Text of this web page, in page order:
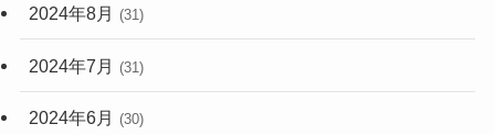
2024年8月 (31)
2024年7月 (31)
2024年6月 (30)